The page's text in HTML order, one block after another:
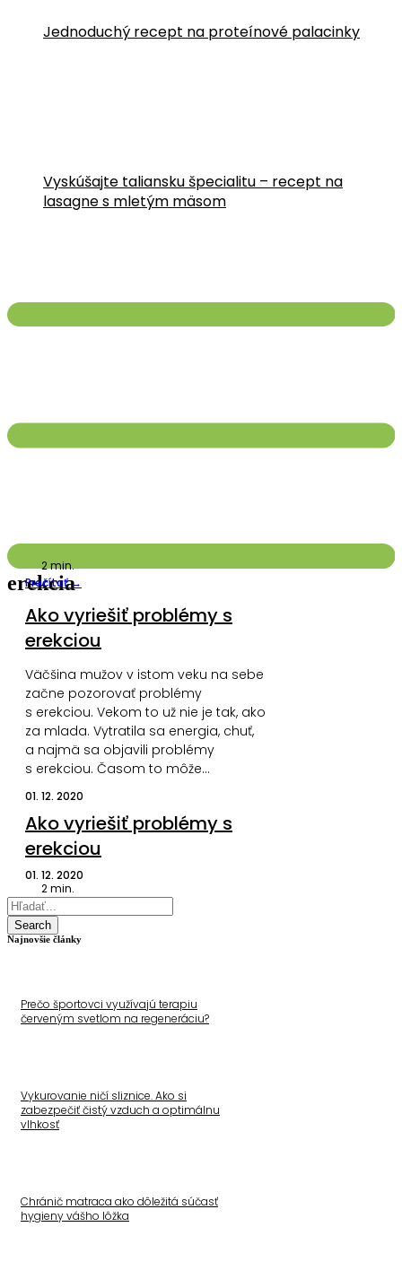
Jednoduchý recept na proteínové palacinky
Vyskúšajte taliansku špecialitu – recept na
lasagne s mletým mäsom
erekcia
2min.
Prečítať →
Ako vyriešiť problémy s
erekciou
Väčšina mužov v istom veku na sebe
začne pozorovať problémy
s erekciou. Vekom to už nie je tak, ako
za mlada. Vytratila sa energia, chuť,
a najmä sa objavili problémy
s erekciou. Časom to môže…
01. 12. 2020
Ako vyriešiť problémy s
erekciou
01. 12. 2020
2min.
Search
Najnovšie články
Prečo športovci využívajú terapiu
červeným svetlom na regeneráciu?
Vykurovanie ničí sliznice. Ako si
zabezpečiť čistý vzduch a optimálnu
vlhkosť
Chránič matraca ako dôležitá súčasť
hygieny vášho lôžka